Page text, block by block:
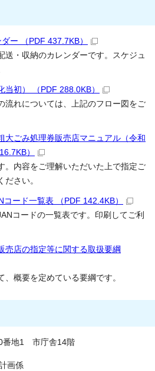
ー （PDF 437.7KB）
送・収納のカレンダーです。スケジュ
当初） （PDF 288.0KB）
流れについては、上記のフロー図をご
大ごみ処理券販売店マニュアル（令和
）
。内容をご理解いただいた上で指定ご
ださい。
ード一覧表 （PDF 142.4KB）
コードの一覧表です。印刷してご利
売店の指定等に関する取扱要綱
、概要を定めている要綱です。
番地1 市庁舎14階
画係